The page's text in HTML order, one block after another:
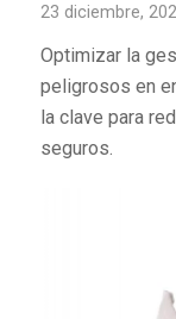
23 diciembre,
Optimizar la
peligrosos en
la clave para
seguros.